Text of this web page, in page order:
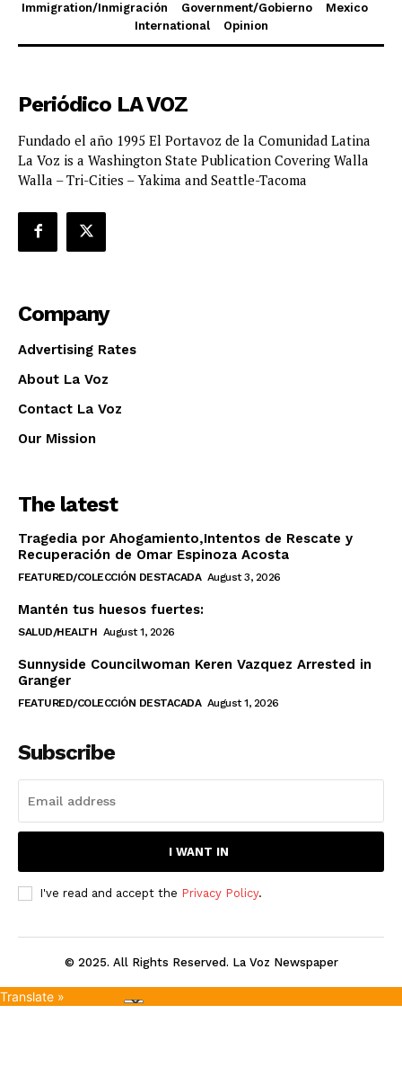
Immigration/Inmigración
Government/Gobierno
Mexico
International
Opinion
Periódico LA VOZ
Fundado el año 1995 El Portavoz de la Comunidad Latina
La Voz is a Washington State Publication Covering Walla
Walla – Tri-Cities – Yakima and Seattle-Tacoma
Company
Advertising Rates
About La Voz
Contact La Voz
Our Mission
The latest
Tragedia por Ahogamiento,Intentos de Rescate y
Recuperación de Omar Espinoza Acosta
FEATURED/COLECCIÓN DESTACADA August 3, 2026
Mantén tus huesos fuertes:
SALUD/HEALTH August 1, 2026
Sunnyside Councilwoman Keren Vazquez Arrested in
Granger
FEATURED/COLECCIÓN DESTACADA August 1, 2026
Subscribe
I WANT IN
I've read and accept the Privacy Policy.
© 2025. All Rights Reserved. La Voz Newspaper
Translate »